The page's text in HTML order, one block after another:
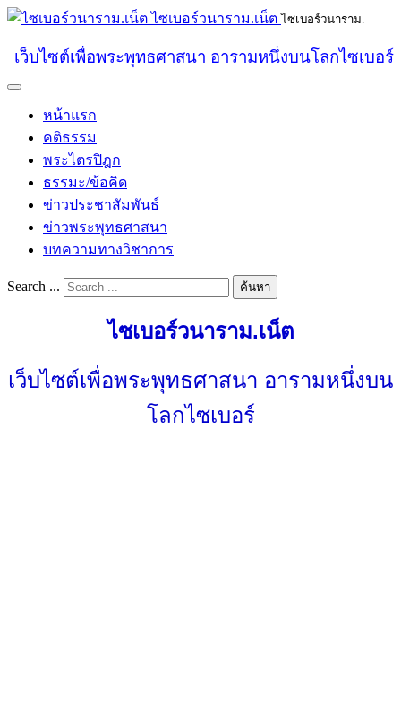
ไซเบอร์วนาราม.เน็ต ไซเบอร์วนาราม.
เว็บไซต์เพื่อพระพุทธศาสนา อารามหนึ่งบนโลกไซเบอร์
หน้าแรก
คติธรรม
พระไตรปิฎก
ธรรมะ/ข้อคิด
ข่าวประชาสัมพันธ์
ข่าวพระพุทธศาสนา
บทความทางวิชาการ
Search ... ค้นหา
ไซเบอร์วนาราม.เน็ต
เว็บไซต์เพื่อพระพุทธศาสนา อารามหนึ่งบน
โลกไซเบอร์